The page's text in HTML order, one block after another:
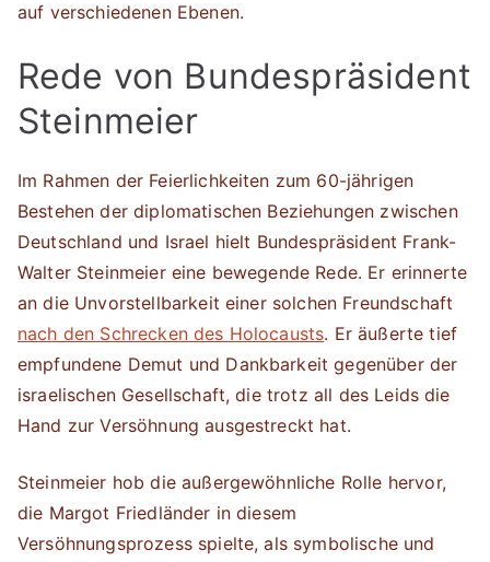
auf verschiedenen Ebenen.
Rede von Bundespräsident
Steinmeier
Im Rahmen der Feierlichkeiten zum 60-jährigen
Bestehen der diplomatischen Beziehungen zwischen
Deutschland und Israel hielt Bundespräsident Frank-
Walter Steinmeier eine bewegende Rede. Er erinnerte
an die Unvorstellbarkeit einer solchen Freundschaft
nach den Schrecken des Holocausts. Er äußerte tief
empfundene Demut und Dankbarkeit gegenüber der
israelischen Gesellschaft, die trotz all des Leids die
Hand zur Versöhnung ausgestreckt hat.
Steinmeier hob die außergewöhnliche Rolle hervor,
die Margot Friedländer in diesem
Versöhnungsprozess spielte, als symbolische und